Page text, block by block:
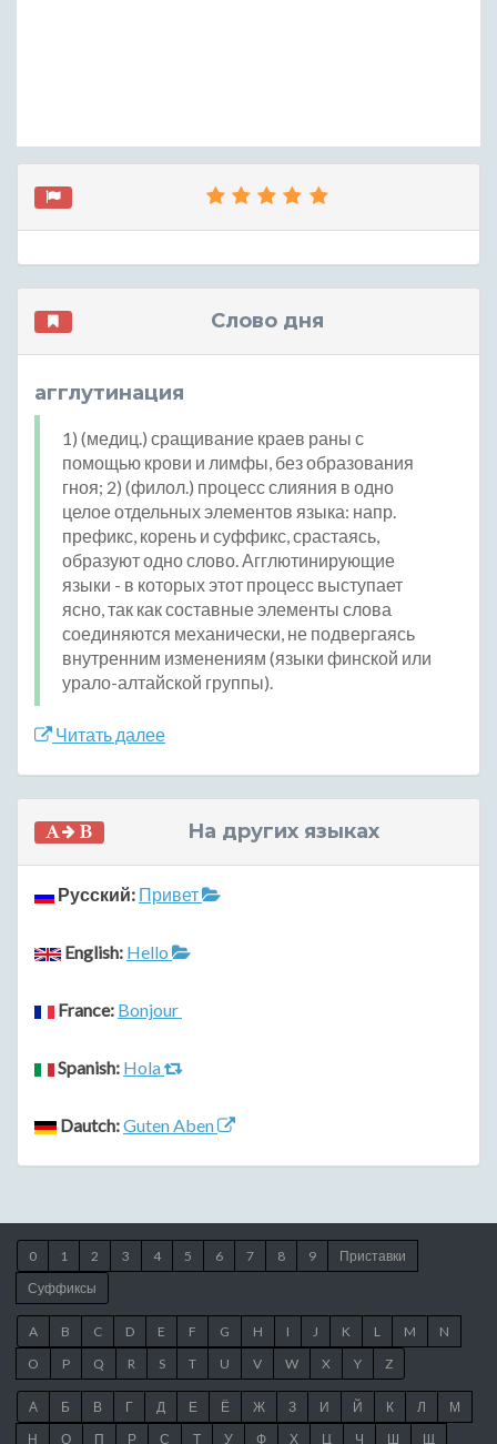
Слово дня
агглутинация
1) (медиц.) сращивание краев раны с
помощью крови и лимфы, без образования
гноя; 2) (филол.) процесс слияния в одно
целое отдельных элементов языка: напр.
префикс, корень и суффикс, срастаясь,
образуют одно слово. Агглютинирующие
языки - в которых этот процесс выступает
ясно, так как составные элементы слова
соединяются механически, не подвергаясь
внутренним изменениям (языки финской или
урало-алтайской группы).
Читать далее
На других языках
Русский: Привет
English: Hello
France: Bonjour
Spanish: Hola
Dautch:Guten Aben
0 1 2 3 4 5 6 7 8 9
Приставки
Суффиксы
A B C D E F G H I J K L M
N
O
P Q R S T U V W X Y Z
А Б В Г Д Е Ё Ж З И Й К Л
М
Н
О П Р С Т У Ф Х Ц Ч Ш Щ